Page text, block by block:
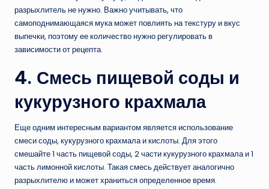
разрыхлитель не нужно. Важно учитывать, что
самоподнимающаяся мука может повлиять на текстуру и вкус
выпечки, поэтому ее количество нужно регулировать в
зависимости от рецепта.
4. Смесь пищевой соды и
кукурузного крахмала
Еще одним интересным вариантом является использование
смеси соды, кукурузного крахмала и кислоты. Для этого
смешайте 1 часть пищевой соды, 2 части кукурузного крахмала и 1
часть лимонной кислоты. Такая смесь действует аналогично
разрыхлителю и может храниться определенное время.